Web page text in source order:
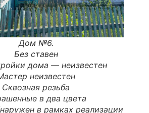
Дом №6.
Без ставен
дома — неизвестен
неизвестен
Сквозная резьба
в два цвета
в рамках реализации